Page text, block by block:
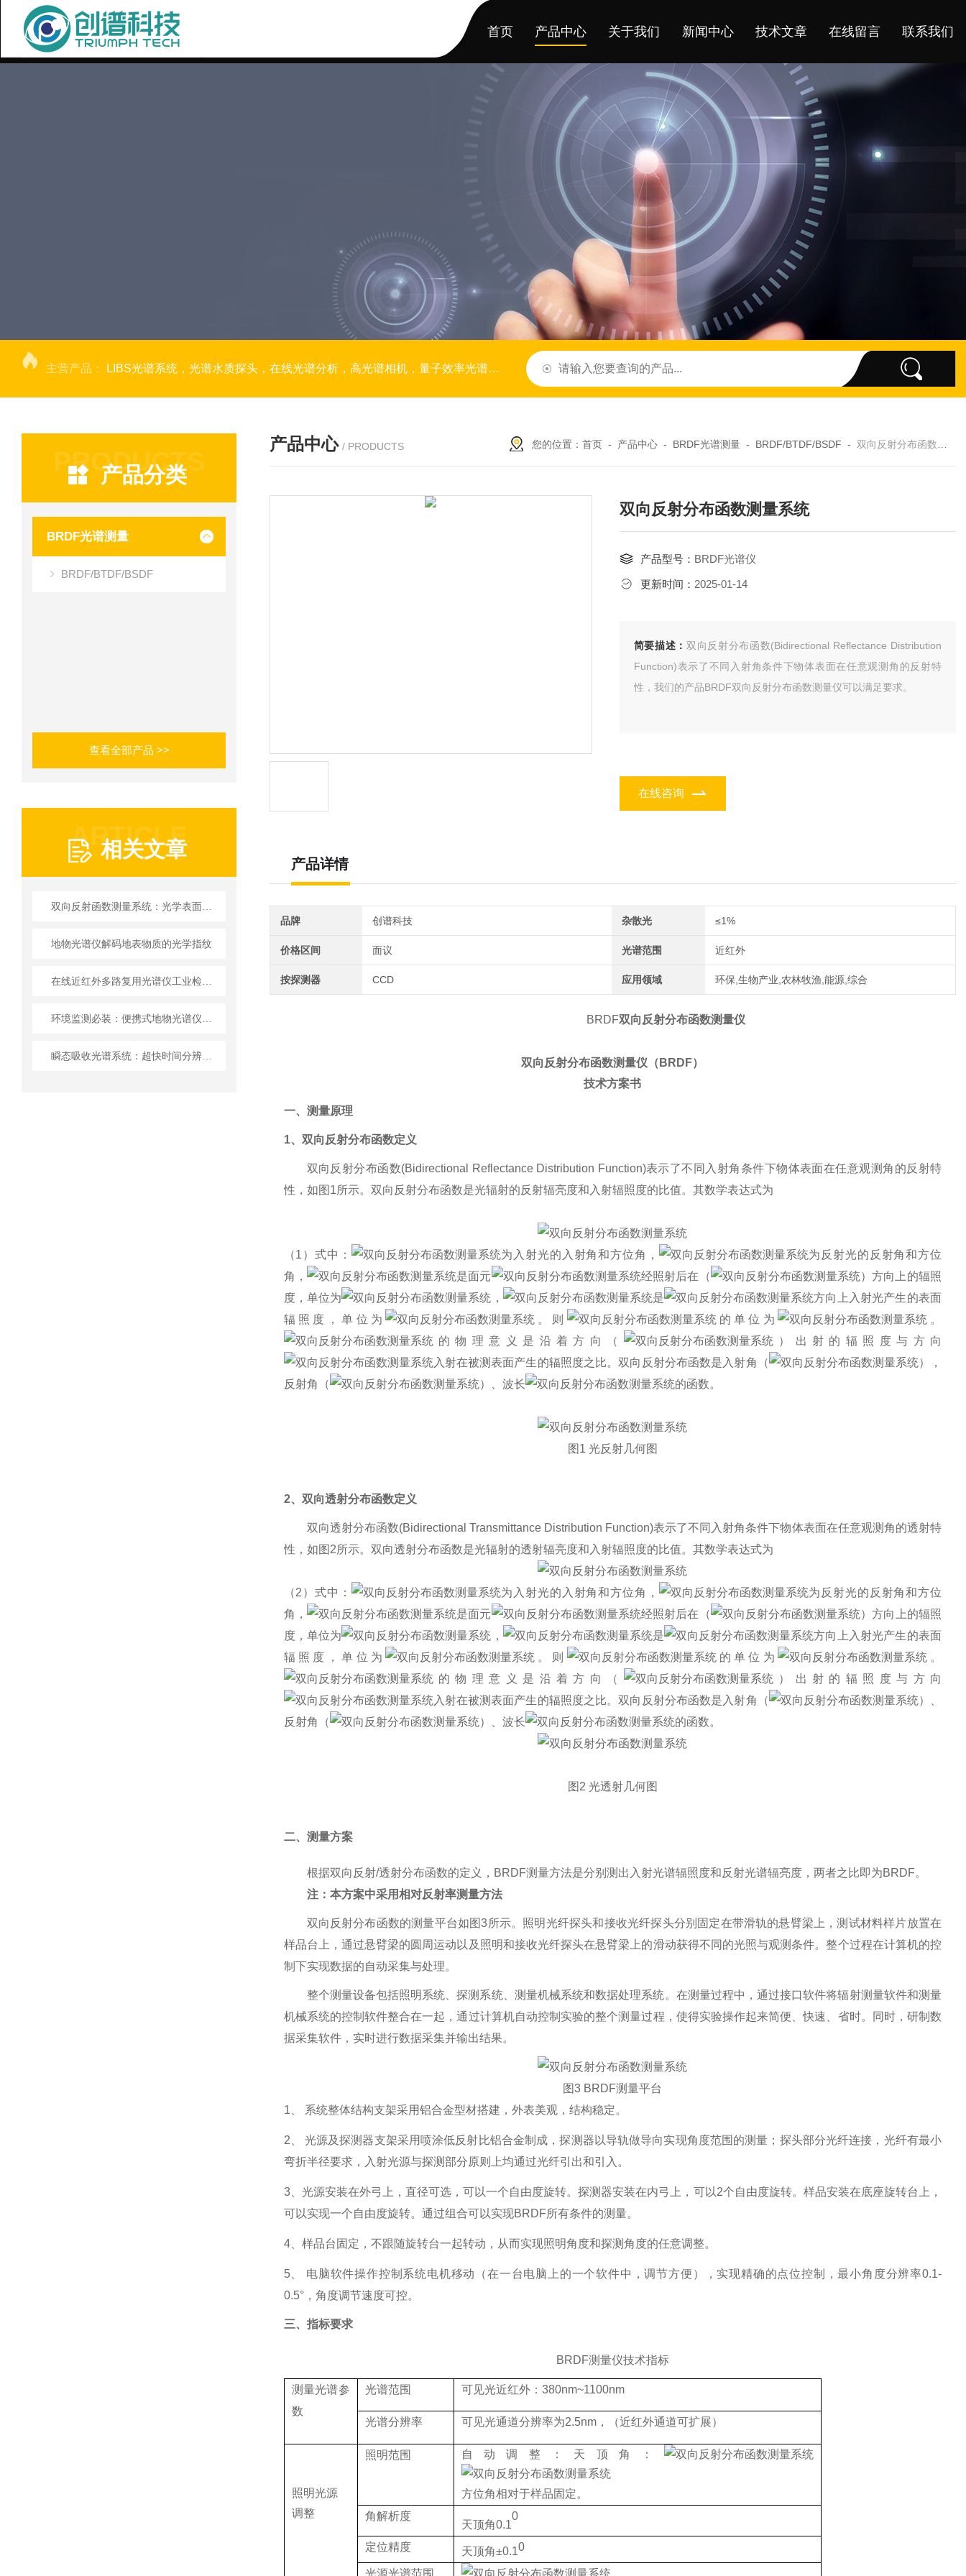
首页 产品中心 关于我们 新闻中心 技术文章 在线留言 联系我们
主营产品： LIBS光谱系统，光谱水质探头，在线光谱分析，高光谱相机，量子效率光谱，BRDF系统，拉曼光谱，模块与子系统，服务与定制
PRODUCTS
产品分类
BRDF光谱测量
BRDF/BTDF/BSDF
查看全部产品 >>
ARTICLE
相关文章
地物光谱仪解码地表物质的光学指纹
产品中心 / PRODUCTS 您的位置： 首页- 产品中心- BRDF光谱测量- BRDF/BTDF/BSDF - 双向反射分布函数测量系统
双向反射分布函数测量系统
产品型号： BRDF光谱仪
更新时间： 2025-01-14
简要描述： 双向反射分布函数(Bidirectional Reflectance Distribution
Function)表示了不同入射角条件下物体表面在任意观测角的反射特
性，我们的产品BRDF双向反射分布函数测量仪可以满足要求。
在线咨询
产品详情
品牌 创谱科技 杂散光 ≤1%
价格区间 面议 光谱范围 近红外
按探测器 CCD 应用领域 环保,生物产业,农林牧渔,能源,综合
BRDF双向反射分布函数测量仪
双向反射分布函数测量仪（ BRDF）
技术方案书
一、测量原理
1、双向反射分布函数定义
双向反射分布函数(Bidirectional Reflectance Distribution Function)表示了不同入射角条件下物体表面在任意观测角的反射特
性，如图 1所示。双向反射分布函数是光辐射的反射辐亮度和入射辐照度的比值。其数学表达式为
（1）式中： 为入射光的入射角和方位角，
为反射光的反射角和方位
角，
是面元 经照射后在（
）方向上的辐照
度，单位为
， 是
方向上入射光产生的表面
辐照度，单位为
。则 的单位为
。
的物理意义是沿着方向（
）出射的辐照度与方向
入射在被测表面产生的辐照度之比。双向反射分布函数是入射角（
），
反射角（
）、波长 的函数。
图 1 光反射几何图
2、双向透射分布函数定义
双向透射分布函数(Bidirectional Transmittance Distribution Function)表示了不同入射角条件下物体表面在任意观测角的透射特
性，如图 2所示。双向透射分布函数是光辐射的透射辐亮度和入射辐照度的比值。其数学表达式为
（2）式中： 为入射光的入射角和方位角，
为反射光的反射角和方位
角，
是面元 经照射后在 （ ）方向上的辐照
度，单位为
， 是
方向上入射光产生的表面
辐照度，单位为
。 则 的单位为
。
的物理意义是沿着方向（
） 出射的辐照度与方向
入射在被测表面产生的辐照度之比。双向反射分布函数是入射角 （
）、
反射角（
）、 波长 的函数。
图 2 光透射几何图
二、测量方案
根据双向反射/透射分布函数的定义， BRDF测量方法是分别测出入射光谱辐照度和反射光谱辐亮度，两者之比即为BRDF。
注：本方案中采用相对反射率测量方法
双向反射分布函数的测量平台如图3所示。照明光纤探头和接收光纤探头分别固定在带滑轨的悬臂梁上，测试材料样片放置在
样品台上，通过悬臂梁的圆周运动以及照明和接收光纤探头在悬臂梁上的滑动获得不同的光照与观测条件。整个过程在计算机的控
制下实现数据的自动采集与处理。
整个测量设备包括照明系统、探测系统、测量机械系统和数据处理系统。在测量过程中，通过接口软件将辐射测量软件和测量
机械系统的控制软件整合在一起，通过计算机自动控制实验的整个测量过程，使得实验操作起来简便、快速、省时。同时，研制数
据采集软件，实时进行数据采集并输出结果。
图3 BRDF测量平台
1
系统整体结构支架采用铝合金型材搭建，外表美观，结构稳定。
2 光源及探测器支架采用 喷涂低反射比铝合金制成 ，探测器以导轨做导向实现角度范围的测量；探头部分光纤连接，光纤有最小
弯折半径要求， 入射光源与探测部分原则上均通过光纤引出和引入 。
3、 光源安装在外弓 上，直径可选， 可以一个自由度旋转。探测器安装在内弓上，可以2个自由度旋转。 样品安装在底座旋转台上，
可以实现一个自由度旋转。 通过组合可以实现BRDF所有条件的测量。
4、 样品台 固定， 不跟随旋转台一起转动， 从而实现照明角度和探测角度的任意调整。
5、 电脑软件操作控制系统电机移动（在一台电脑上的一个软件中，调节方便），实现精确的点位控制，最小角度分辨率0.1-
0.5°，角度调节速度可控。
三、指标要求
BRDF测量仪技术指标
测量光谱参
数
光谱范围 可见光近红外： 380nm~1100nm
光谱分辨率 可见光通道分辨率为2.5nm， （近红外通道可扩展）
照明光源
调整
照明范围 自 动调整：天顶角：
方位角相对于样品固定。
角解析度
天顶角0.1
0
定位精度 天顶角±0.10
光源光谱范围